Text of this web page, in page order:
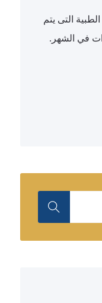
التى يتم
في الشهر.